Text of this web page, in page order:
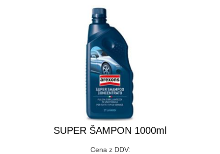
SUPER ŠAMPON 1000ml
Cena z DDV: